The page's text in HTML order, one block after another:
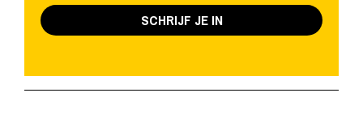
SCHRIJF JE IN